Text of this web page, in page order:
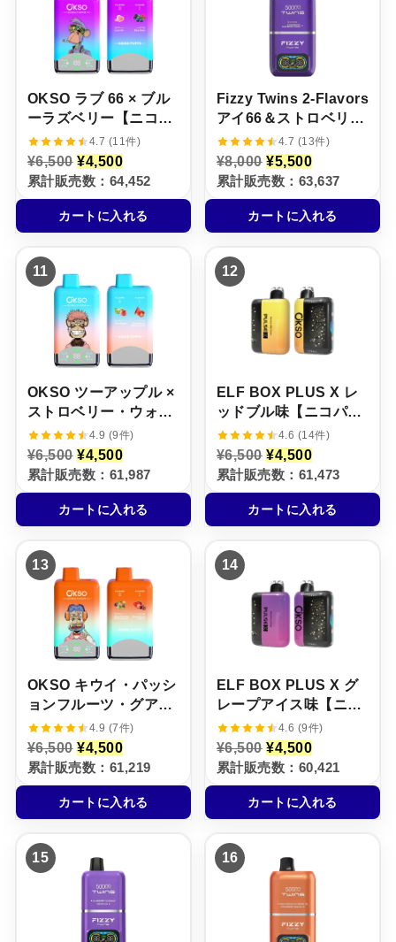
0
0
で
し
た
8
0
0
で
す
し
た
。
で
。
OKSO ラブ 66 × ブル
ーラズベリー【ニコパ
フ】5%
4.7 (11件)
¥6,500 元
の
価
格
は
¥
5
0
0
で
し
た
。
¥4,500現
在
の
価
格
は
,
5
0
0
で
す
累計販売数：64,452
カートに入れる
Fizzy Twins 2‑Flavors
アイ66＆ストロベリー
ラズベリーキャンディ
ー【ニコパフ】5%
4.7 (13件)
¥8,000 元
の
価
格
は
¥
0
0
で
し
。
¥5,500現
在
の
価
格
は
5
0
0
で
す
。
累計販売数：63,637
カートに入れる
11
OKSO ツーアップル ×
ストロベリー・ウォー
ターメロン【ニコパ
フ】5%
4.9 (9件)
¥6,500 元
の
価
格
は
¥
5
0
0
で
し
た
。
¥4,500現
在
の
価
格
は
,
5
0
0
で
す
累計販売数：61,987
カートに入れる
12
ELF BOX PLUS X レ
ッドブル味【ニコパ
フ】5%
4.6 (14件)
¥6,500 元
の
価
格
は
¥
0
0
で
し
。
¥4,500現
在
の
価
格
は
5
0
0
で
す
。
累計販売数：61,473
カートに入れる
13
OKSO キウイ・パッシ
ョンフルーツ・グアバ
× ストロベリー・チェ
リー【ニコパフ】5%
4.9 (7件)
¥6,500 元
の
価
格
は
¥
0
し
た
¥4,500現
在
の
価
格
は
5
で
累計販売数：61,219
カートに入れる
14
ELF BOX PLUS X グ
レープアイス味【ニコ
パフ】5%4.6 (9件)
¥6,500 元
の
価
格
は
¥
0
で
し
た
¥4,500現
在
の
価
格
は
5
で
累計販売数：60,421
カートに入れる
15 16